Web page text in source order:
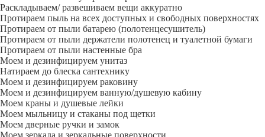
Раскладываем/ развешиваем вещи аккуратно
Протираем пыль на всех доступных и свободных поверхностях
Протираем от пыли батарею (полотенцесушитель)
Протираем от пыли держатели полотенец и туалетной бумаги
Протираем от пыли настенные бра
Моем и дезинфицируем унитаз
Натираем до блеска сантехнику
Моем и дезинфицируем раковину
Моем и дезинфицируем ванную/душевую кабину
Моем краны и душевые лейки
Моем мыльницу и стаканы под щетки
Моем дверные ручки и замок
Моем зеркала и зеркальные поверхности